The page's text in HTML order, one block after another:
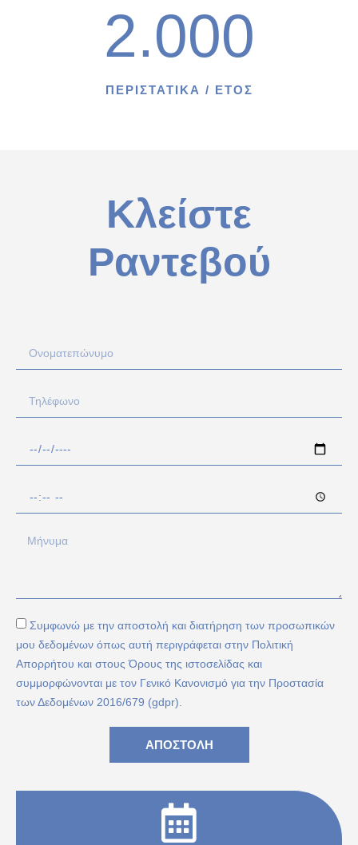
2.000
ΠΕΡΙΣΤΑΤΙΚΑ / ΕΤΟΣ
Κλείστε
Ραντεβού
Συμφωνώ με την αποστολή και διατήρηση των προσωπικών
μου δεδομένων όπως αυτή περιγράφεται στην Πολιτική
Απορρήτου και στους Όρους της ιστοσελίδας και
συμμορφώνονται με τον Γενικό Κανονισμό για την Προστασία
των Δεδομένων 2016/679 (gdpr).
ΑΠΟΣΤΟΛΗ